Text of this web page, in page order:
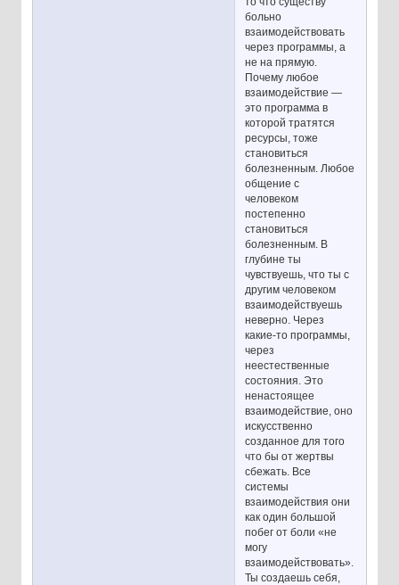
больно
взаимодействовать
через программы, а
не на прямую.
Почему любое
взаимодействие —
это программа в
которой тратятся
ресурсы, тоже
становиться
болезненным. Любое
общение с
человеком
постепенно
становиться
болезненным. В
глубине ты
чувствуешь, что ты с
другим человеком
взаимодействуешь
неверно. Через
какие-то программы,
через
неестественные
состояния. Это
ненастоящее
взаимодействие, оно
искусственно
созданное для того
что бы от жертвы
сбежать. Все
системы
взаимодействия они
как один большой
побег от боли «не
могу
взаимодействовать».
Ты создаешь себя,